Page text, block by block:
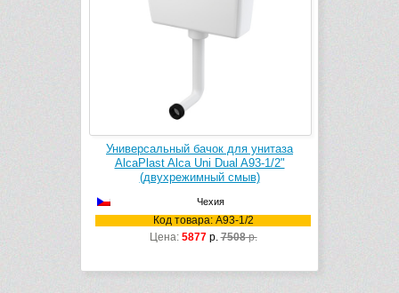
Универсальный бачок для унитаза
AlcaPlast Alca Uni Dual A93-1/2"
(двухрежимный смыв)
Чехия
Код товара: A93-1/2
Цена: 5877р.7508р.